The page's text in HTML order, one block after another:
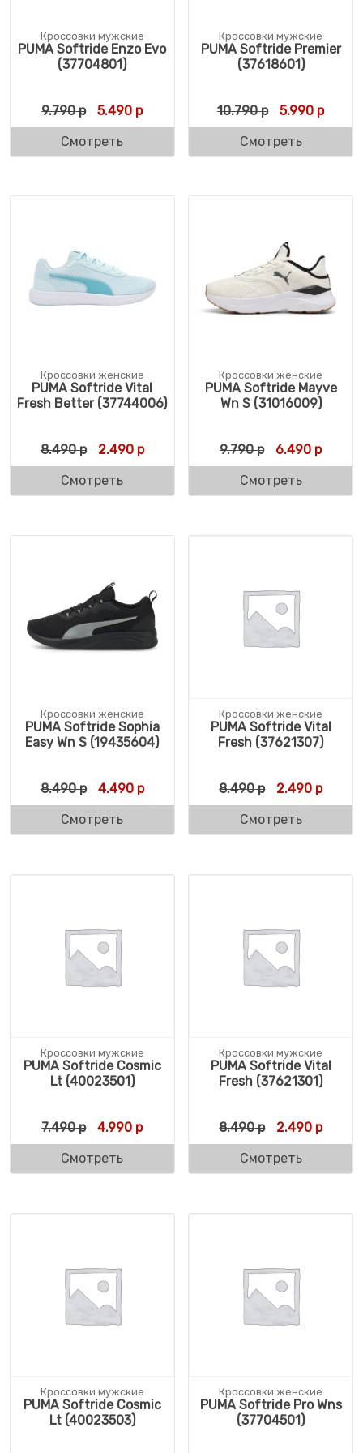
Кроссовки мужские
PUMA Softride Enzo Evo
(37704801)
9.790р Первоначальная цена составляла 9.790 р.
5.490 рТекущая цена: 5.490 р.
Смотреть
Кроссовки мужские
PUMA Softride Premier
(37618601)
10.790р 5.990 р
Смотреть
Кроссовки женские
PUMA Softride Vital
Fresh Better (37744006)
8.490р Первоначальная цена составляла 8.490
2.490рТекущая цена: 2.490 р.
Смотреть
Кроссовки женские
PUMA Softride Mayve
Wn S (31016009)
9.790р 6.490 р
Смотреть
Кроссовки женские
PUMA Softride Sophia
Easy Wn S (19435604)
8.490р Первоначальная цена составляла 8.490
4.490рТекущая цена: 4.490 р.
Смотреть
Кроссовки женские
PUMA Softride Vital
Fresh (37621307)
8.490р 2.490 р
Смотреть
Кроссовки мужские
PUMA Softride Cosmic
Lt (40023501)
7.490р Первоначальная цена составляла 7.490 р.
4.990 рТекущая цена: 4.990 р.
Смотреть
Кроссовки мужские
PUMA Softride Vital
Fresh (37621301)
8.490р 2.490 р
Смотреть
Кроссовки мужские
PUMA Softride Cosmic
Lt (40023503)
Кроссовки женские
PUMA Softride Pro Wns
(37704501)